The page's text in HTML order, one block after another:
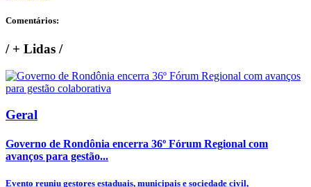
Comentários:
/+ Lidas /
Geral
Governo de Rondônia encerra 36º Fórum Regional com
avanços para gestão...
Evento reuniu gestores estaduais, municipais e sociedade civil,